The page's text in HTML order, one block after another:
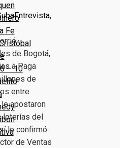
Fe
– 10
Entrevista,
de Bogotá,
a Paga
de
entre
apostaron
loterías del
lo confirmó
de Ventas